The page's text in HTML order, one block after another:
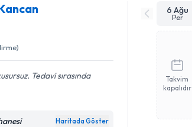
Tedavi sırasında
Haritada Göster
6 Ağu
Per
Takvim
kapalıdır